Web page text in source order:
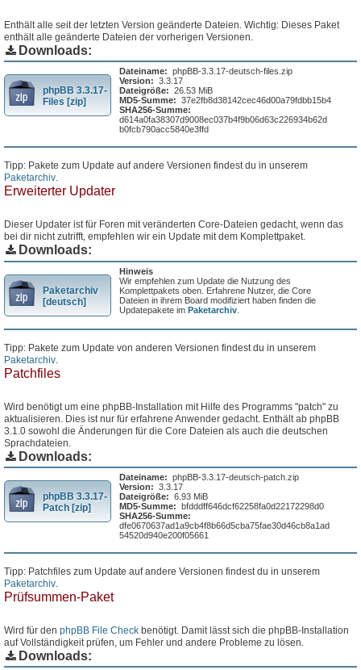
Enthält alle seit der letzten Version geänderte Dateien. Wichtig: Dieses Paket
enthält alle geänderte Dateien der vorherigen Versionen.
Downloads:
phpBB 3.3.17-
Files [zip]
Dateiname: phpBB-3.3.17-deutsch-files.zip
Version: 3.3.17
Dateigröße: 26.53 MiB
MD5-Summe: 37e2fb8d38142cec46d00a79fdbb15b4
SHA256-Summe:
d614a0fa38307d9008ec037b4f9b06d63c226934b62d
b0fcb790acc5840e3ffd
Tipp: Pakete zum Update auf andere Versionen findest du in unserem
Paketarchiv.
Erweiterter Updater
Dieser Updater ist für Foren mit veränderten Core-Dateien gedacht, wenn das
bei dir nicht zutrifft, empfehlen wir ein Update mit dem Komplettpaket.
Downloads:
Paketarchiv
[deutsch]
Hinweis
Wir empfehlen zum Update die Nutzung des
Komplettpakets oben. Erfahrene Nutzer, die Core
Dateien in ihrem Board modifiziert haben finden die
Updatepakete imPaketarchiv
Tipp: Pakete zum Update von anderen Versionen findest du in unserem
Paketarchiv
Patchfiles
Wird benötigt um eine phpBB-Installation mit Hilfe des Programms "patch" zu
aktualisieren. Dies ist nur für erfahrene Anwender gedacht. Enthält ab phpBB
3.1.0 sowohl die Änderungen für die Core Dateien als auch die deutschen
Sprachdateien.
Downloads:
phpBB 3.3.17-
Patch [zip]
Dateiname: phpBB-3.3.17-deutsch-patch.zip
Version: 3.3.17
Dateigröße: 6.93 MiB
MD5-Summe: bfdddff646dcf62258fa0d22172298d0
SHA256-Summe:
dfe0670637ad1a9cb4f8b66d5cba75fae30d46cb8a1ad
54520d940e200f05661
Tipp: Patchfiles zum Update auf andere Versionen findest du in unserem
Paketarchiv
Prüfsummen-Paket
Wird für den phpBB File Check benötigt. Damit lässt sich die phpBB-Installation
auf Vollständigkeit prüfen, um Fehler und andere Probleme zu lösen.
Downloads: